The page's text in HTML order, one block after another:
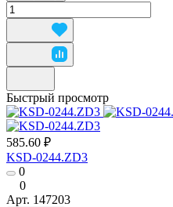
Быстрый просмотр
585.60 ₽
KSD-0244.ZD3
0
0
Арт. 147203